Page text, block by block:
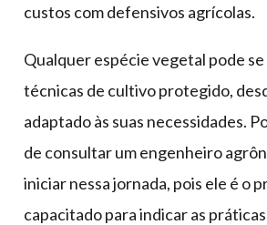
custos com defensivos agrícolas.
Qualquer espécie vegetal pode
técnicas de cultivo protegido,
adaptado às suas necessidades.
de consultar um engenheiro
iniciar nessa jornada, pois ele é o
capacitado para indicar as